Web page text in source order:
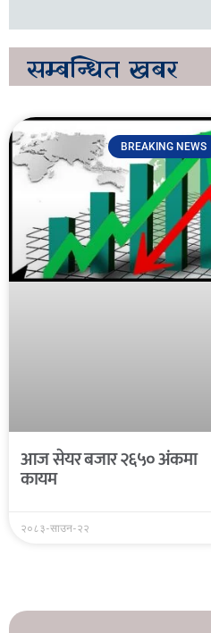
सम्बन्धित खबर
BREAKING NEWS
आज सेयर बजार २६५० अंकमा
कायम
२०८३-साउन-२२